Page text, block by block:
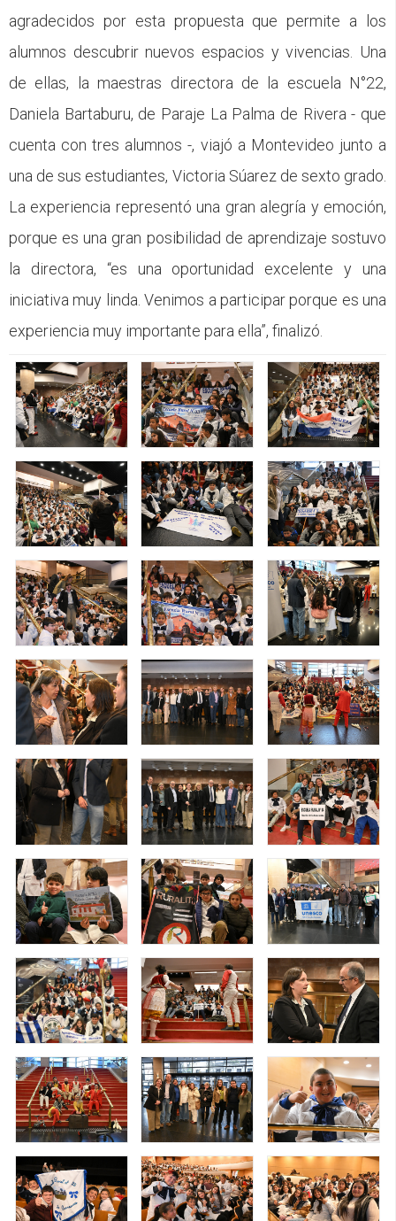
agradecidos por esta propuesta que permite a los
alumnos descubrir nuevos espacios y vivencias. Una
de ellas, la maestras directora de la escuela N°22,
Daniela Bartaburu, de Paraje La Palma de Rivera - que
cuenta con tres alumnos -, viajó a Montevideo junto a
una de sus estudiantes, Victoria Súarez de sexto grado.
La experiencia representó una gran alegría y emoción,
porque es una gran posibilidad de aprendizaje sostuvo
la directora, “es una oportunidad excelente y una
iniciativa muy linda. Venimos a participar porque es una
experiencia muy importante para ella”, finalizó.